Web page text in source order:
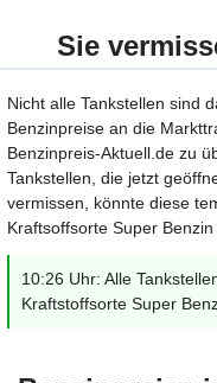
Sie
Nicht alle Tankstellen sind
Benzinpreise an die
Benzinpreis-Aktuell.de zu
Tankstellen, die jetzt
vermissen, könnte diese
Kraftsoffsorte Super Benzin
10:26 Uhr: Alle
Kraftstoffsorte Super